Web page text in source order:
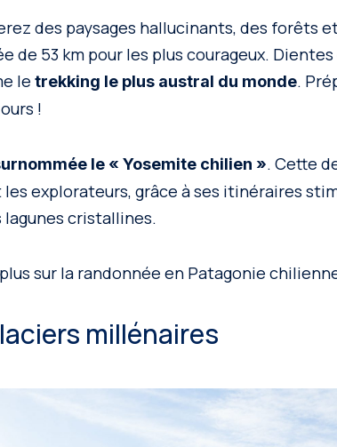
des paysages hallucinants, des forêts
de 53 km pour les plus courageux. Dientes
le trekking le plus austral du monde.
!
le « Yosemite chilien ». Cette
explorateurs, grâce à ses itinéraires
lagunes cristallines.
sur la randonnée en Patagonie
millénaires